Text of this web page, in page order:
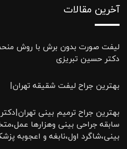
آخرین مقالات
لیفت صورت بدون برش با روش
دکتر حسین تبریزی
بهترین جراح لیفت شقیقه تهران|
سابقه جراحی بینی وهزارها
بینی،شاگرد اول،نابغه و اعجوبه